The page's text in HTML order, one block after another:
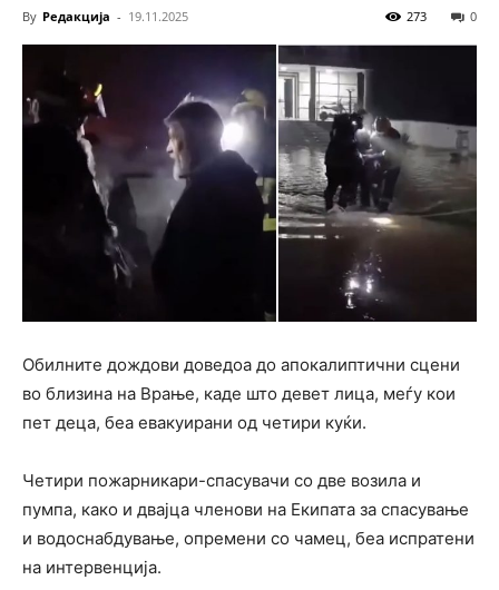
By Редакција - 19.11.2025 0
273
Обилните дождови доведоа до апокалиптични сцени
во близина на Врање, каде што девет лица, меѓу кои
пет деца, беа евакуирани од четири куќи.
Четири пожарникари-спасувачи со две возила и
пумпа, како и двајца членови на Екипата за спасување
и водоснабдување, опремени со чамец, беа испратени
на интервенција.